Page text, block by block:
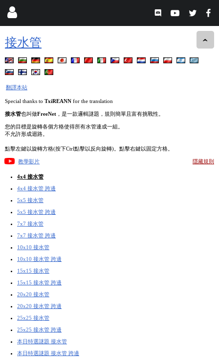
接水管
翻譯本站
Special thanks to TxiREANN for the translation
接水管也叫做FreeNet ，是一款邏輯謎題，規則簡單且富有挑戰性。
您的目標是旋轉各個方格使得所有水管連成一組。
不允許形成迴路。
點擊左鍵以旋轉方格(按下Ctrl點擊以反向旋轉)。點擊右鍵以固定方格。
教學影片 隱藏規則
4x4 接水管
4x4 接水管 跨邊
5x5 接水管
5x5 接水管 跨邊
7x7 接水管
7x7 接水管 跨邊
10x10 接水管
10x10 接水管 跨邊
15x15 接水管
15x15 接水管 跨邊
20x20 接水管
20x20 接水管 跨邊
25x25 接水管
25x25 接水管 跨邊
本日特選謎題 接水管
本日特選謎題 接水管 跨邊